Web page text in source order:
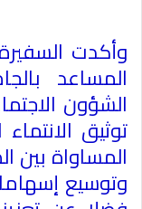
وأكدت
المساعد
الشؤون
توثيق
المساواة بين
وتوسيع